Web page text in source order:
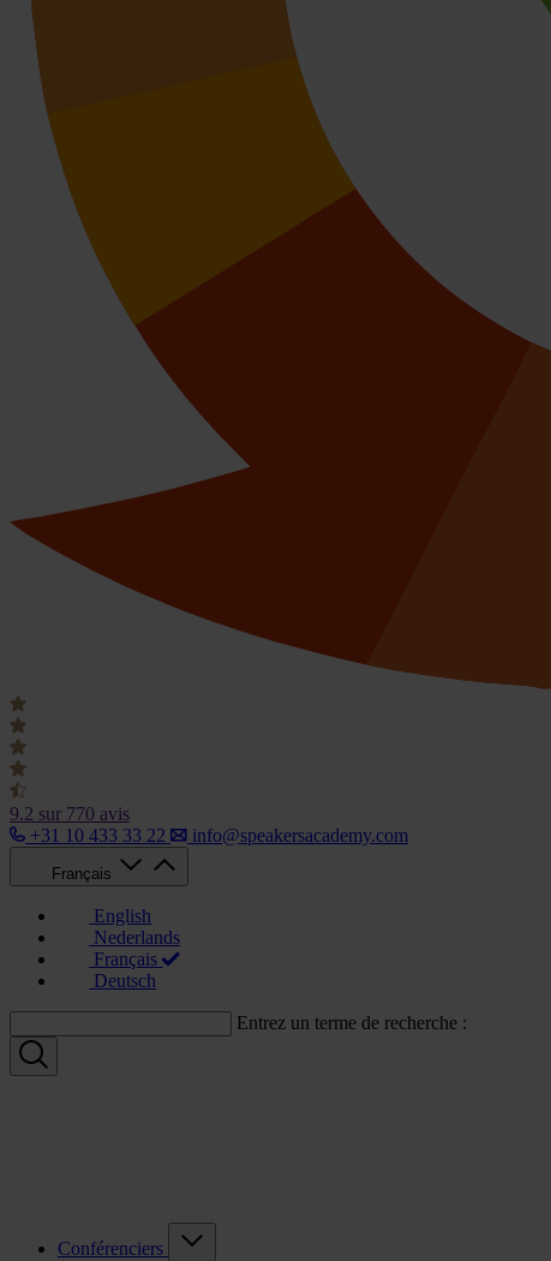
9.2 sur 770 avis
+31 10 433 33 22
info@speakersacademy.com
Français
English
Nederlands
Français
Deutsch
Entrez un terme de recherche :
Conférenciers